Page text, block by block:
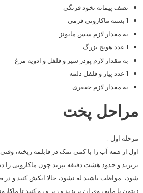
نصف پیمانه نخود فرنگی
1 بسته ماکارونی فرمی
به مقدار لازم سس مایونز
1 عدد هویج بزرگ
به مقدار لازم پودر سیر و فلفل و ادویه مرغ
1 عدد پیاز و فلفل دلمه
به مقدار لازم جعفری
مراحل پخت
مرحله اول :
اول از همه آب را با کمی نمک در قابلمه ریخته،
بریزید و حدود هشت دقیقه بپزید.چون ماکارونی را